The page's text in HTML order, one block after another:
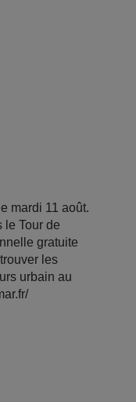
mardi 11 août.
le Tour de
gratuite
les
urbain au